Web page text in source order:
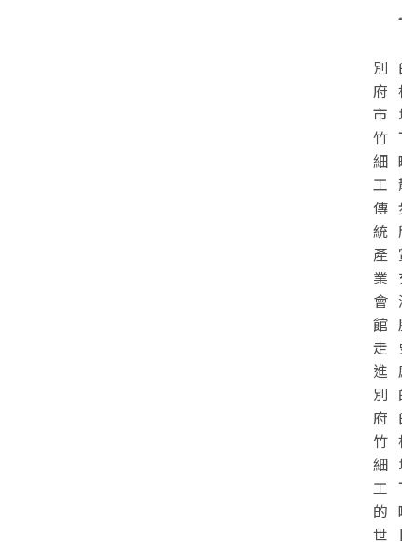
別
府
市
竹
細
工
傳
統
產
業
會
館
走
進
別
府
竹
細
工
的
世